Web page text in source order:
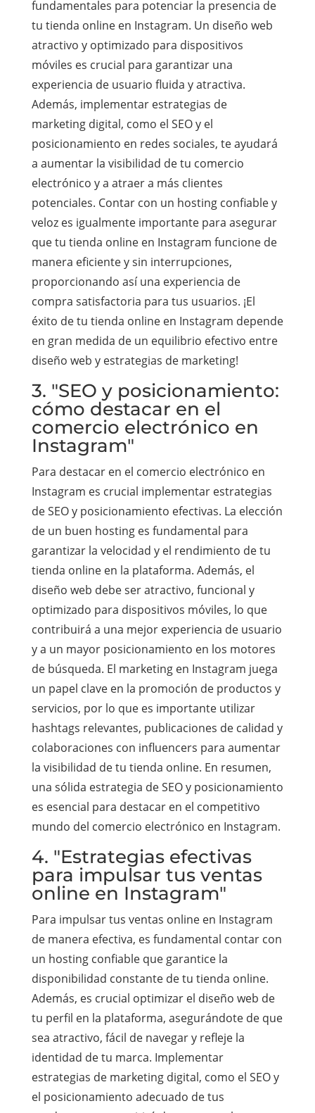
fundamentales para potenciar la presencia de
tu tienda online en Instagram. Un diseño web
atractivo y optimizado para dispositivos
móviles es crucial para garantizar una
experiencia de usuario fluida y atractiva.
Además, implementar estrategias de
marketing digital, como el SEO y el
posicionamiento en redes sociales, te ayudará
a aumentar la visibilidad de tu comercio
electrónico y a atraer a más clientes
potenciales. Contar con un hosting confiable y
veloz es igualmente importante para asegurar
que tu tienda online en Instagram funcione de
manera eficiente y sin interrupciones,
proporcionando así una experiencia de
compra satisfactoria para tus usuarios. ¡El
éxito de tu tienda online en Instagram depende
en gran medida de un equilibrio efectivo entre
diseño web y estrategias de marketing!
3. "SEO y posicionamiento:
cómo destacar en el
comercio electrónico en
Instagram"
Para destacar en el comercio electrónico en
Instagram es crucial implementar estrategias
de SEO y posicionamiento efectivas. La elección
de un buen hosting es fundamental para
garantizar la velocidad y el rendimiento de tu
tienda online en la plataforma. Además, el
diseño web debe ser atractivo, funcional y
optimizado para dispositivos móviles, lo que
contribuirá a una mejor experiencia de usuario
y a un mayor posicionamiento en los motores
de búsqueda. El marketing en Instagram juega
un papel clave en la promoción de productos y
servicios, por lo que es importante utilizar
hashtags relevantes, publicaciones de calidad y
colaboraciones con influencers para aumentar
la visibilidad de tu tienda online. En resumen,
una sólida estrategia de SEO y posicionamiento
es esencial para destacar en el competitivo
mundo del comercio electrónico en Instagram.
4. "Estrategias efectivas
para impulsar tus ventas
online en Instagram"
Para impulsar tus ventas online en Instagram
de manera efectiva, es fundamental contar con
un hosting confiable que garantice la
disponibilidad constante de tu tienda online.
Además, es crucial optimizar el diseño web de
tu perfil en la plataforma, asegurándote de que
sea atractivo, fácil de navegar y refleje la
identidad de tu marca. Implementar
estrategias de marketing digital, como el SEO y
el posicionamiento adecuado de tus